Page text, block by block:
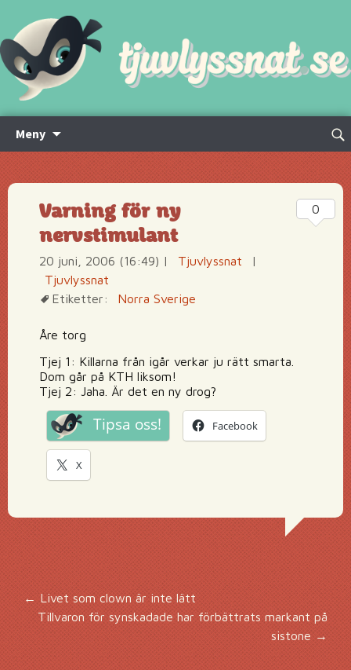
Meny
innehåll
Sök
Varning för ny
nervstimulant
20 juni, 2006 (16:49) | Tjuvlyssnat
|
Tjuvlyssnat
Etiketter:
Norra Sverige
Åre torg
Tjej 1: Killarna från igår verkar ju rätt smarta.
Dom går på KTH liksom!
Tjej 2: Jaha. Är det en ny drog?
Tipsa oss! Facebook
X
0
Inläggsnavigering
← Livet som clown är inte lätt
Tillvaron för synskadade har förbättrats markant på
sistone→